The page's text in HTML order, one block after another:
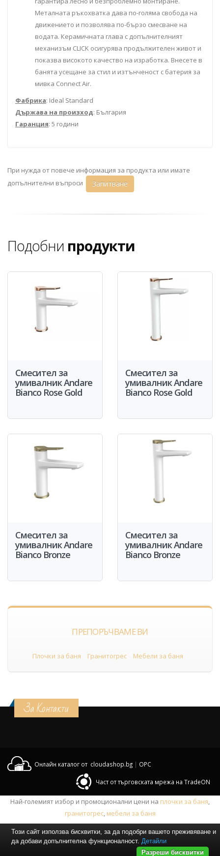
Металната ръкохватка дава по-голяма свобода на
движението и позволява по-бързо смесване на
водата. Керамичната глава с допълнителният
механизъм CLICK осигурява продължителен живот и
показва високото качество на изработка. Внесете в
банята усещане за стил и изтънченост с батерия за
мивка Connect Air.
Фабрика: Ideal Standard
Държава на произход: България
Гаранция: 5 години
При нужда от повече информация за продукта или имате
допълнителни въпроси
Запитване
Подобни продукти
Смесител за
умивалник Andare
Bianco Rose Gold
Смесител за
умивалник Andare
Bianco Rose Gold
Смесител за
умивалник Andare
Bianco Bronze
Смесител за
умивалник Andare
Bianco Bronze
ПРЕПОРЪЧВАМЕ ВИ
Плочки за баня Гранитогрес Мебели за баня
За Контакти
Онлайн каталог от cloudashop.bg | OPC
Част от търговската мрежа на TradeON
Най-големият избор и промоционални цени на плочки за баня,
гранитогрес, мебели за баня
Този сайт използва бисквитки, за да подобри вашето преживяване и
да добави допълнителна функционалност. Детайли
Разреши бисквитки